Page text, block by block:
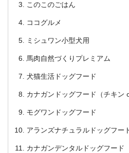
このこのごはん
ココグルメ
ミシュワン小型犬用
馬肉自然づくりプレミアム
犬猫生活ドッグフード
カナガンドッグフード（チキン
モグワンドッグフード
アランズナチュラルドッグフー
カナガンデンタルドッグフード